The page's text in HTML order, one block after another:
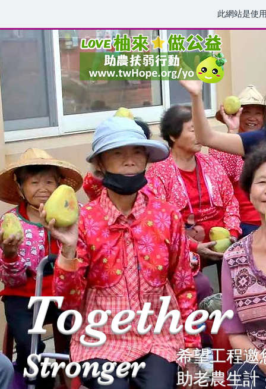
此網站是使
歡迎柚來❤做公益
希望工程邀
助老農生計
Together
Stronger